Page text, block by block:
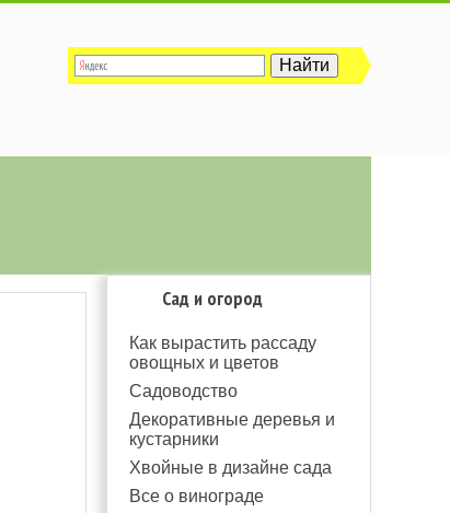
Сад и огород
Как вырастить рассаду
овощных и цветов
Садоводство
Декоративные деревья и
кустарники
Хвойные в дизайне сада
Все о винограде